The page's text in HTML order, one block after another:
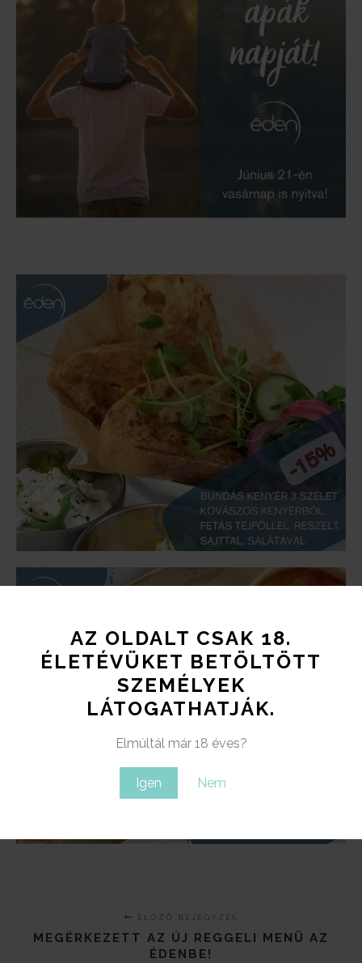
AZ OLDALT CSAK 18.
ÉLETÉVÜKET BETÖLTÖTT
SZEMÉLYEK
LÁTOGATHATJÁK.
Elmúltál már 18 éves?
Igen Nem
ELŐZŐ BEJEGYZÉS
MEGÉRKEZETT AZ ÚJ REGGELI MENÜ AZ
ÉDENBE!